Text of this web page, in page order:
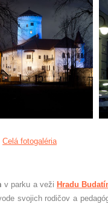
Celá fotogaléria
v parku a veži Hradu
svojich rodičov a